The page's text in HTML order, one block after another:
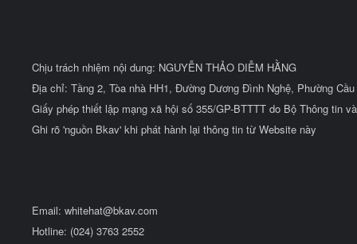
Chịu trách nhiệm nội dung: NGUYỄN THẢO DIỄM HẰNG
Địa chỉ: Tầng 2, Tòa nhà HH1, Đường Dương Đình Nghệ, Phường
Giấy phép thiết lập mạng xã hội số 355/GP-BTTTT do Bộ Thông tin
Ghi rõ 'nguồn Bkav' khi phát hành lại thông tin từ Website này
Email: whitehat@bkav.com
Hotline: (024) 3763 2552